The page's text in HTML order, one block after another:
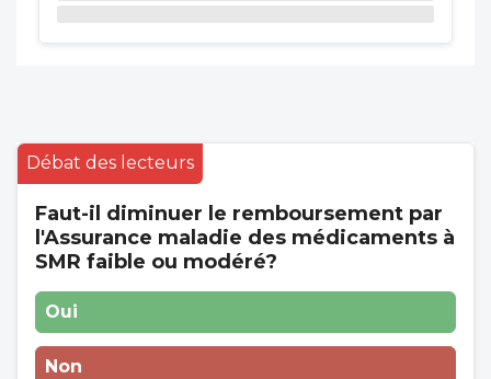
Débat des lecteurs
Faut-il diminuer le remboursement par
l'Assurance maladie des médicaments à
SMR faible ou modéré?
Oui
Non